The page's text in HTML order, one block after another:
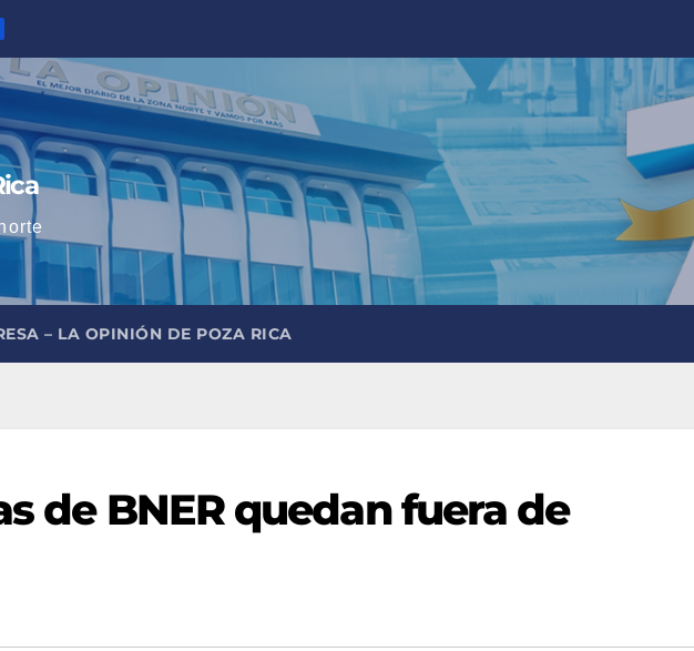
– LA OPINIÓN DE POZA RICA
de BNER quedan fuera de